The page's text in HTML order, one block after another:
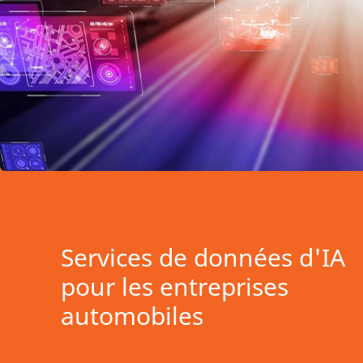
Services de données d'IA
pour les entreprises
automobiles